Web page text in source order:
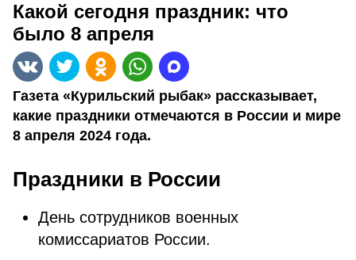
Какой сегодня праздник: что
было 8 апреля
Газета «Курильский рыбак» рассказывает,
какие праздники отмечаются в России и мире
8 апреля 2024 года.
Праздники в России
День сотрудников военных
комиссариатов России.